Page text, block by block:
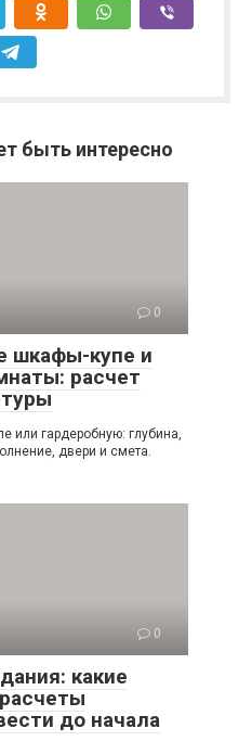
быть интересно
0
шкафы-купе и
расчет
или гардеробную: глубина,
двери и смета.
0
какие
до начала